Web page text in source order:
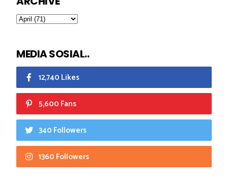
MEDIA SOSIAL..
12,740 Likes
5,600 Fans
340 Followers
1360 Followers